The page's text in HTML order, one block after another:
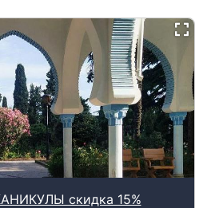
скидка 15%